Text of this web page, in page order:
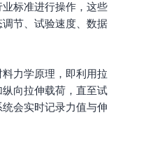
标准进行操作，这些
节、试验速度、数据
力学原理，即利用拉
向拉伸载荷，直至试
会实时记录力值与伸